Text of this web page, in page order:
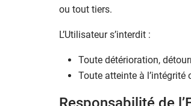
ou tout tiers.
L’Utilisateur s’interdit :
Toute détérioration,
Toute atteinte à